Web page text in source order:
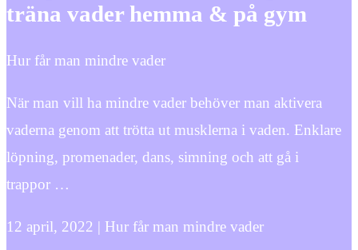
träna vader hemma & på gym
Hur får man mindre vader
När man vill ha mindre vader behöver man aktivera
vaderna genom att trötta ut musklerna i vaden. Enklare
löpning, promenader, dans, simning och att gå i
trappor …
12 april, 2022 | Hur får man mindre vader